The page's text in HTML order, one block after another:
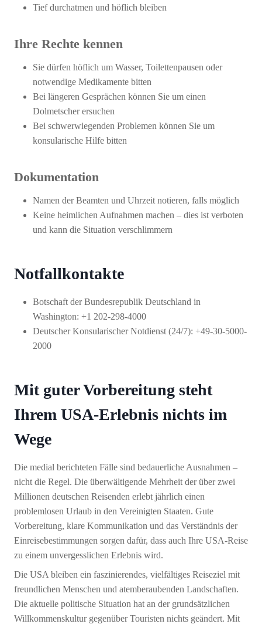
Tief durchatmen und höflich bleiben
Ihre Rechte kennen
Sie dürfen höflich um Wasser, Toilettenpausen oder
notwendige Medikamente bitten
Bei längeren Gesprächen können Sie um einen
Dolmetscher ersuchen
Bei schwerwiegenden Problemen können Sie um
konsularische Hilfe bitten
Dokumentation
Namen der Beamten und Uhrzeit notieren, falls möglich
Keine heimlichen Aufnahmen machen – dies ist verboten
und kann die Situation verschlimmern
Notfallkontakte
Botschaft der Bundesrepublik Deutschland in
Washington: +1 202-298-4000
Deutscher Konsularischer Notdienst (24/7): +49-30-5000-
2000
Mit guter Vorbereitung steht
Ihrem USA-Erlebnis nichts im
Wege
Die medial berichteten Fälle sind bedauerliche Ausnahmen –
nicht die Regel. Die überwältigende Mehrheit der über zwei
Millionen deutschen Reisenden erlebt jährlich einen
problemlosen Urlaub in den Vereinigten Staaten. Gute
Vorbereitung, klare Kommunikation und das Verständnis der
Einreisebestimmungen sorgen dafür, dass auch Ihre USA-Reise
zu einem unvergesslichen Erlebnis wird.
Die USA bleiben ein faszinierendes, vielfältiges Reiseziel mit
freundlichen Menschen und atemberaubenden Landschaften.
Die aktuelle politische Situation hat an der grundsätzlichen
Willkommenskultur gegenüber Touristen nichts geändert. Mit